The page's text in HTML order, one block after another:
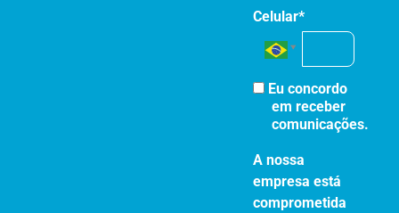
Celular*
Eu concordo
em receber
comunicações.
A nossa
empresa está
comprometida